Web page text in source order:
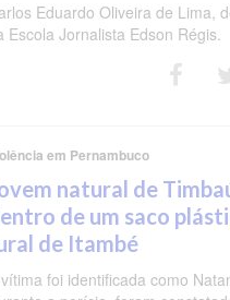
Eduardo Oliveira de Lima,
Escola Jornalista Edson Régis.
em Pernambuco
natural de
de um saco
de Itambé
foi identificada como